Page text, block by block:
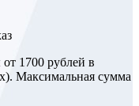
от 1700 рублей в
Максимальная сумма